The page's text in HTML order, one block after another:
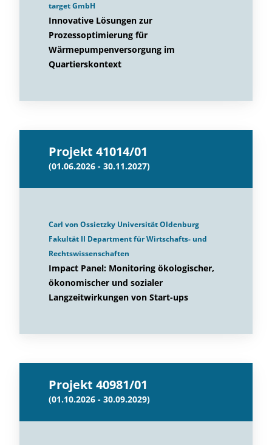
target GmbH
Innovative Lösungen zur
Prozessoptimierung für
Wärmepumpenversorgung im
Quartierskontext
Projekt 41014/01
(01.06.2026 - 30.11.2027)
Carl von Ossietzky Universität Oldenburg
Fakultät II Department für Wirtschafts- und
Rechtswissenschaften
Impact Panel: Monitoring ökologischer,
ökonomischer und sozialer
Langzeitwirkungen von Start-ups
Projekt 40981/01
(01.10.2026 - 30.09.2029)